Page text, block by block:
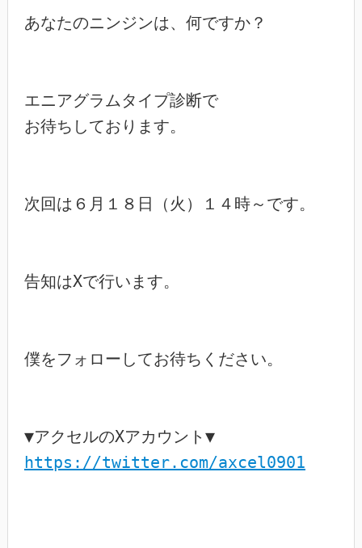
あなたのニンジンは、何ですか？
エニアグラムタイプ診断で
お待ちしております。
次回は６月１８日（火）１４時～です。
告知はXで行います。
僕をフォローしてお待ちください。
▼アクセルのXアカウント▼
https://twitter.com/axcel0901